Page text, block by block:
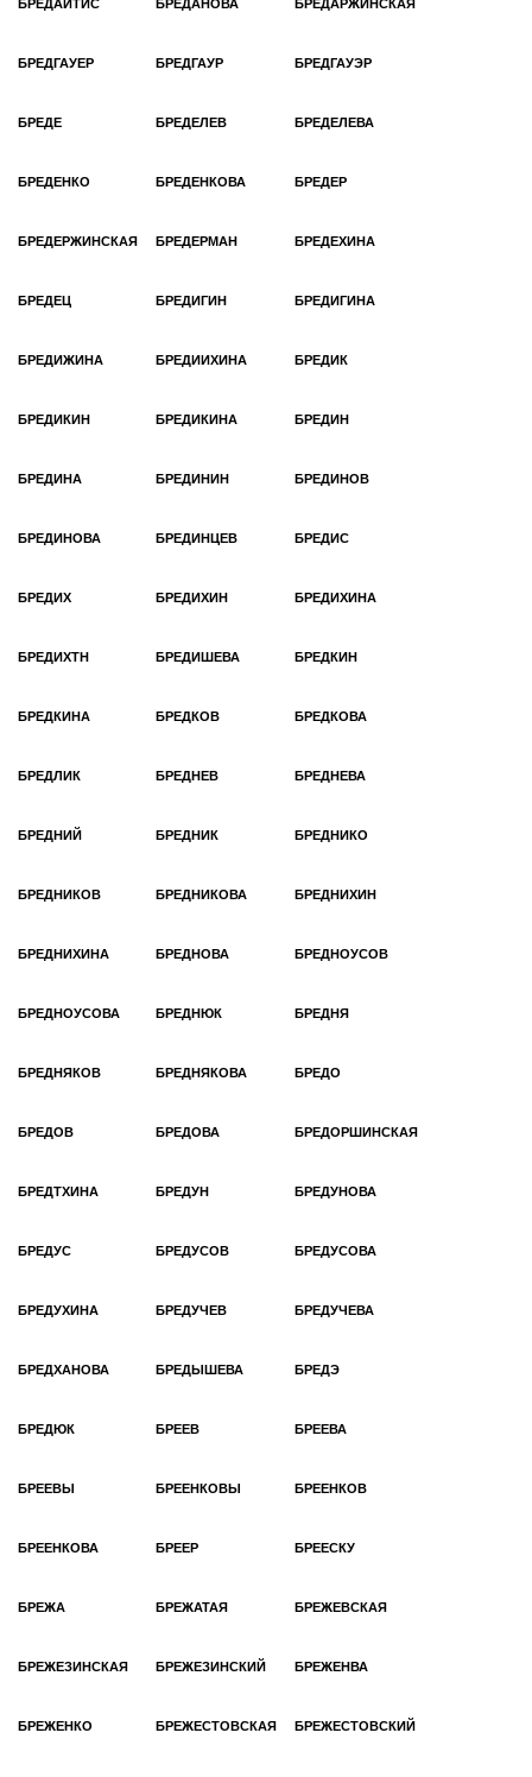
БРЕДАЙТИС БРЕДАНОВА БРЕДАРЖИНСКАЯ
БРЕДГАУЕР БРЕДГАУР БРЕДГАУЭР
БРЕДЕ БРЕДЕЛЕВ БРЕДЕЛЕВА
БРЕДЕНКО БРЕДЕНКОВА БРЕДЕР
БРЕДЕРЖИНСКАЯ БРЕДЕРМАН БРЕДЕХИНА
БРЕДЕЦ БРЕДИГИН БРЕДИГИНА
БРЕДИЖИНА БРЕДИИХИНА БРЕДИК
БРЕДИКИН БРЕДИКИНА БРЕДИН
БРЕДИНА БРЕДИНИН БРЕДИНОВ
БРЕДИНОВА БРЕДИНЦЕВ БРЕДИС
БРЕДИХ БРЕДИХИН БРЕДИХИНА
БРЕДИХТН БРЕДИШЕВА БРЕДКИН
БРЕДКИНА БРЕДКОВ БРЕДКОВА
БРЕДЛИК БРЕДНЕВ БРЕДНЕВА
БРЕДНИЙ БРЕДНИК БРЕДНИКО
БРЕДНИКОВ БРЕДНИКОВА БРЕДНИХИН
БРЕДНИХИНА БРЕДНОВА БРЕДНОУСОВ
БРЕДНОУСОВА БРЕДНЮК БРЕДНЯ
БРЕДНЯКОВ БРЕДНЯКОВА БРЕДО
БРЕДОВ БРЕДОВА БРЕДОРШИНСКАЯ
БРЕДТХИНА БРЕДУН БРЕДУНОВА
БРЕДУС БРЕДУСОВ БРЕДУСОВА
БРЕДУХИНА БРЕДУЧЕВ БРЕДУЧЕВА
БРЕДХАНОВА БРЕДЫШЕВА БРЕДЭ
БРЕДЮК БРЕЕВ БРЕЕВА
БРЕЕВЫ БРЕЕНКОВЫ БРЕЕНКОВ
БРЕЕНКОВА БРЕЕР БРЕЕСКУ
БРЕЖА БРЕЖАТАЯ БРЕЖЕВСКАЯ
БРЕЖЕЗИНСКАЯ БРЕЖЕЗИНСКИЙ БРЕЖЕНВА
БРЕЖЕНКО БРЕЖЕСТОВСКАЯ БРЕЖЕСТОВСКИЙ